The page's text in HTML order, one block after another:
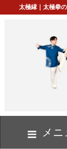
太極縁｜太極拳
メ